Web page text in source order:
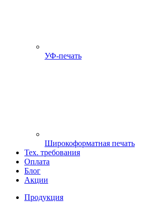
УФ-печать
Широкоформатная печать
Тех. требования
Оплата
Блог
Акции
Продукция